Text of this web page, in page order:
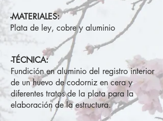
-MATERIALES:
Plata de ley, cobre y aluminio
-TÉCNICA:
Fundición en aluminio del registro interior
de un huevo de codorniz en cera y
diferentes tratos de la plata para la
elaboración de la estructura.